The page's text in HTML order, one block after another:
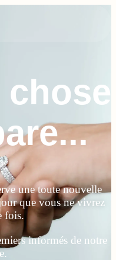
chose
une toute nouvelle
que vous ne vivrez
fois.
informés de notre